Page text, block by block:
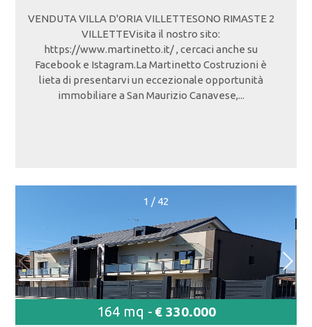
VENDUTA VILLA D'ORIA VILLETTESONO RIMASTE 2
VILLETTEVisita il nostro sito:
https://www.martinetto.it/ , cercaci anche su
Facebook e Istagram.La Martinetto Costruzioni è
lieta di presentarvi un eccezionale opportunità
immobiliare a San Maurizio Canavese,...
1 / 42
164 mq - € 330.000